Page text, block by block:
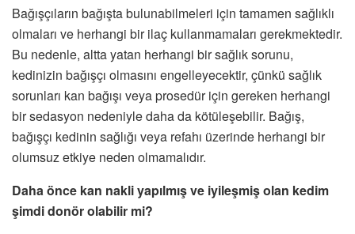
Bağışçıların bağışta bulunabilmeleri için tamamen sağlıklı
olmaları ve herhangi bir ilaç kullanmamaları gerekmektedir.
Bu nedenle, altta yatan herhangi bir sağlık sorunu,
kedinizin bağışçı olmasını engelleyecektir, çünkü sağlık
sorunları kan bağışı veya prosedür için gereken herhangi
bir sedasyon nedeniyle daha da kötüleşebilir. Bağış,
bağışçı kedinin sağlığı veya refahı üzerinde herhangi bir
olumsuz etkiye neden olmamalıdır.
Daha önce kan nakli yapılmış ve iyileşmiş olan kedim
şimdi donör olabilir mi?